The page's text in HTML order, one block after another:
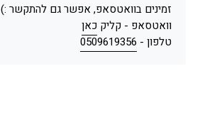
זמינים בוואטסאפ, אפשר גם להתקשר :)
וואטסאפ - קליק כאן
טלפון - 0509619356